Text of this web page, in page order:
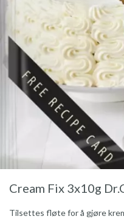
Cream Fix 3x10g
Tilsettes fløte for å gjøre